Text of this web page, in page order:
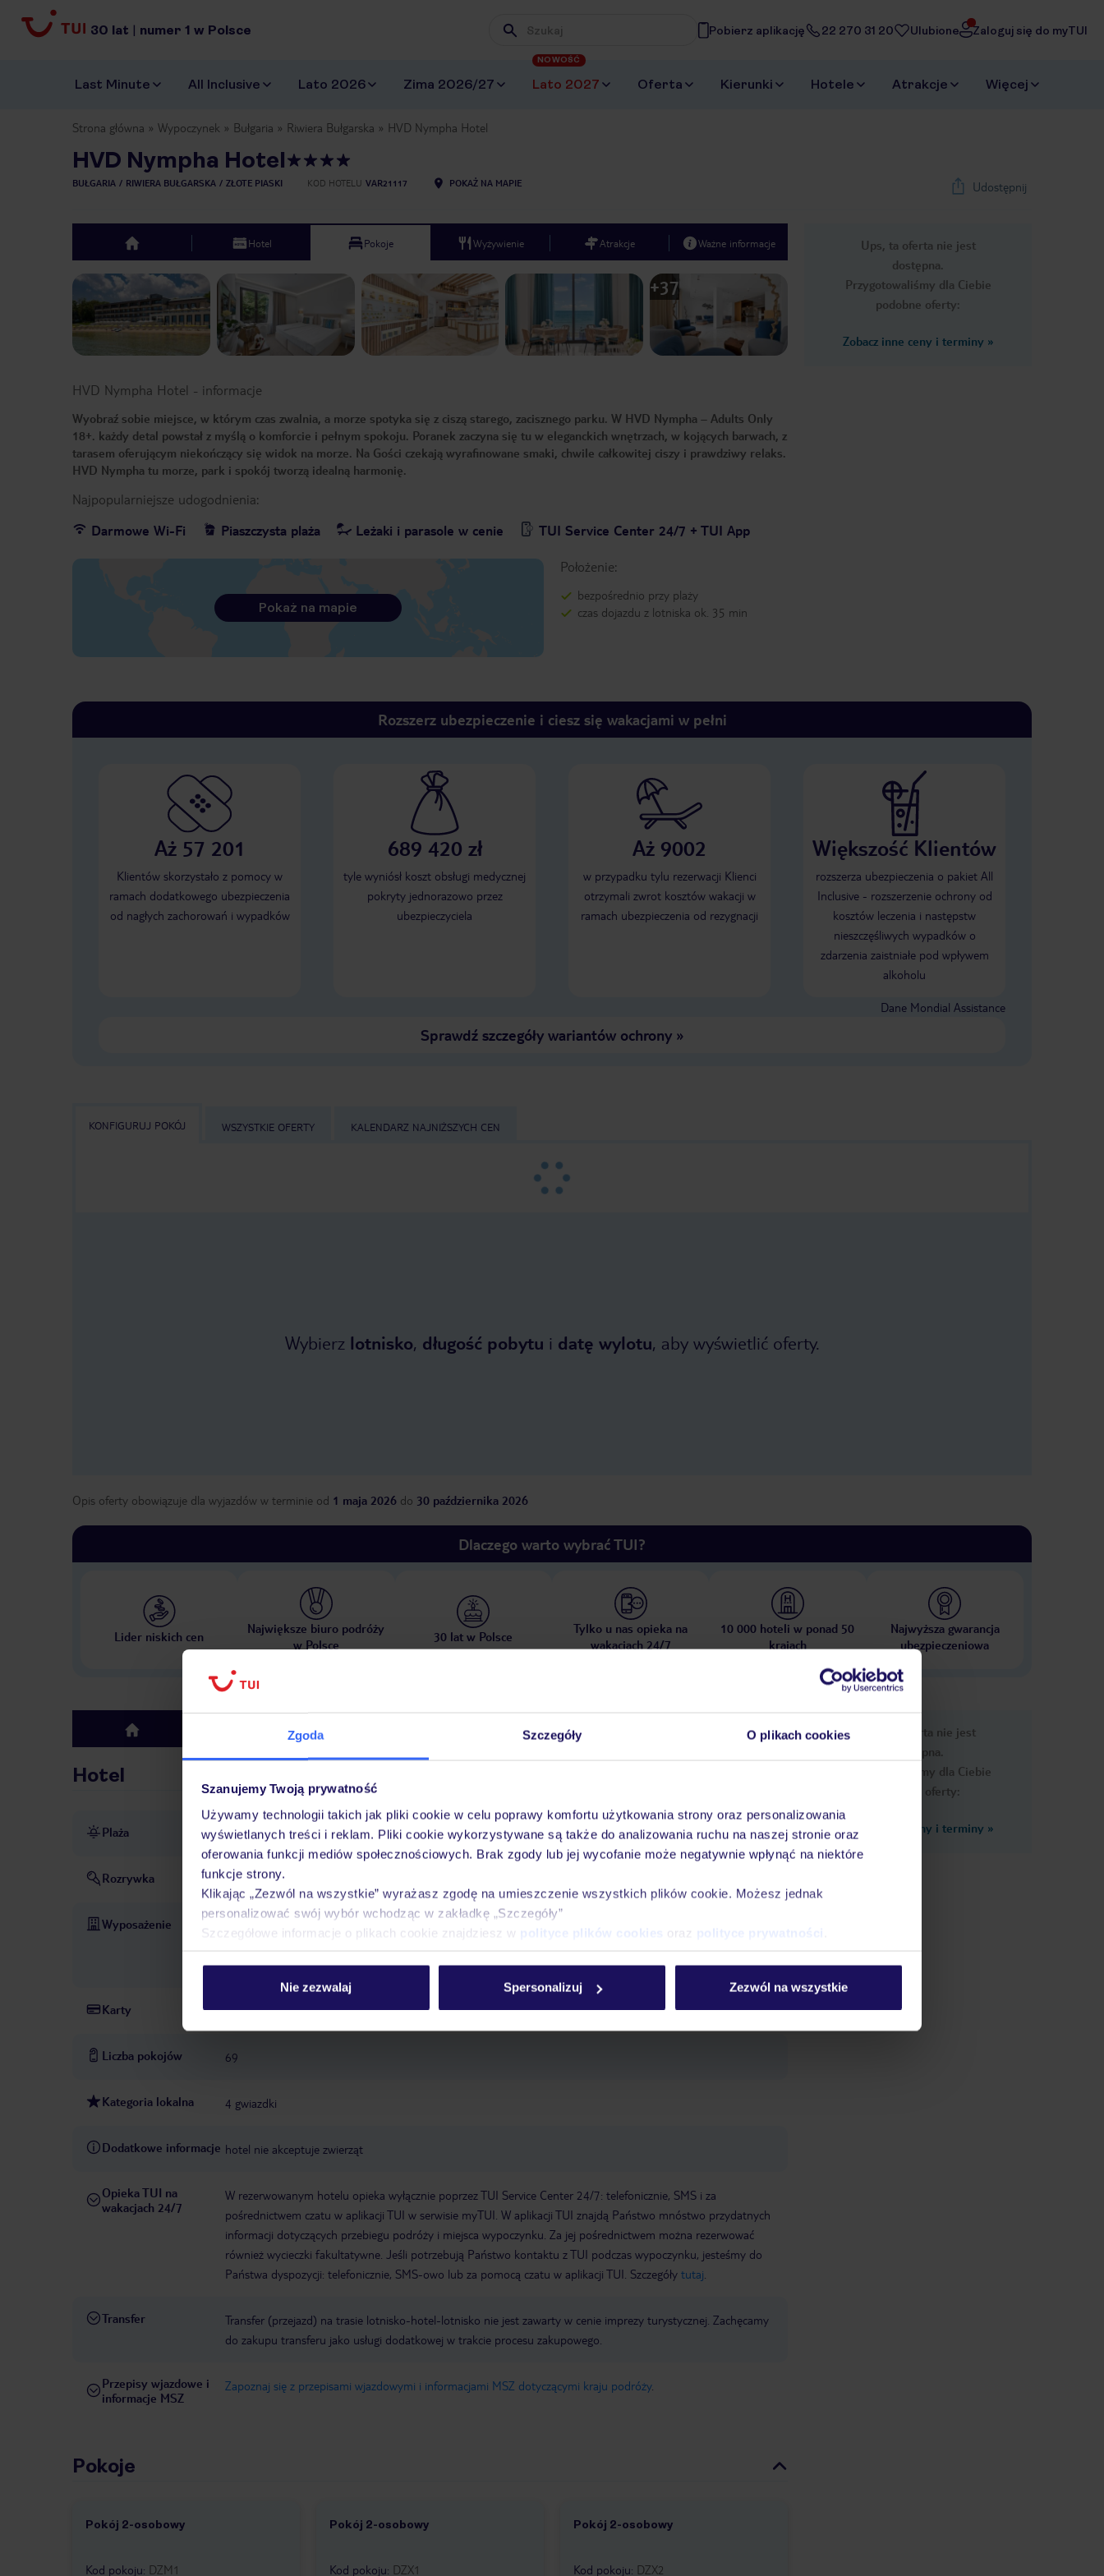
Zgoda Szczegóły O plikach cookies
Szanujemy Twoją prywatność
Używamy technologii takich jak pliki cookie w celu poprawy komfortu użytkowania strony oraz personalizowania
wyświetlanych treści i reklam. Pliki cookie wykorzystywane są także do analizowania ruchu na naszej stronie oraz
oferowania funkcji mediów społecznościowych. Brak zgody lub jej wycofanie może negatywnie wpłynąć na niektóre
funkcje strony.
Klikając „Zezwól na wszystkie” wyrażasz zgodę na umieszczenie wszystkich plików cookie. Możesz jednak
personalizować swój wybór wchodząc w zakładkę „Szczegóły”
Szczegółowe informacje o plikach cookie znajdziesz w polityce plików cookies oraz polityce prywatności
Nie zezwalaj Spersonalizuj Zezwól na wszystkie
30 lat | numer 1 w Polsce Wpisz frazę, której szukasz
Pobierz aplikację 22 270 31 20 Ulubione Zaloguj się do myTUI
Last Minute All Inclusive Lato 2026 Zima 2026/27 Lato 2027
NOWOŚĆ
Oferta Kierunki Hotele Atrakcje Więcej
Strona główna Wypoczynek Bułgaria Riwiera Bułgarska HVD Nympha Hotel
HVD Nympha Hotel
BUŁGARIA RIWIERA BUŁGARSKA ZŁOTE PIASKI KOD HOTELU VAR21117 POKAŻ NA MAPIE Udostępnij
Ups, ta oferta nie jest
dostępna.
Przygotowaliśmy dla Ciebie
podobne oferty:
Zobacz inne ceny i terminy »
top Hotel Pokoje Wyżywienie Atrakcje Ważne informacje
Previous slide Next slide
1 /43
+37
HVD Nympha Hotel - informacje
Wyobraź sobie miejsce, w którym czas zwalnia, a morze spotyka się z ciszą starego, zacisznego parku. W HVD Nympha – Adults Only
18+. każdy detal powstał z myślą o komforcie i pełnym spokoju. Poranek zaczyna się tu w eleganckich wnętrzach, w kojących barwach, z
tarasem oferującym niekończący się widok na morze. Na Gości czekają wyrafinowane smaki, chwile całkowitej ciszy i prawdziwy relaks.
HVD Nympha tu morze, park i spokój tworzą idealną harmonię.
Najpopularniejsze udogodnienia:
Darmowe Wi-Fi
Piaszczysta plaża Leżaki i parasole w cenie TUI Service Center 24/7 + TUI App
Położenie:
bezpośrednio przy plaży
czas dojazdu z lotniska ok. 35 min
Pokaż na mapie
Rozszerz ubezpieczenie i ciesz się wakacjami w pełni
Aż 57 201
Klientów skorzystało z pomocy w
ramach dodatkowego ubezpieczenia
od nagłych zachorowań i wypadków
689 420 zł
tyle wyniósł koszt obsługi medycznej
pokryty jednorazowo przez
ubezpieczyciela
Aż 9002
w przypadku tylu rezerwacji Klienci
otrzymali zwrot kosztów wakacji w
ramach ubezpieczenia od rezygnacji
Większość Klientów
rozszerza ubezpieczenia o pakiet All
Inclusive - rozszerzenie ochrony od
kosztów leczenia i następstw
nieszczęśliwych wypadków o
zdarzenia zaistniałe pod wpływem
alkoholu
Dane Mondial Assistance
Sprawdź szczegóły wariantów ochrony»
KONFIGURUJ POKÓJ WSZYSTKIE OFERTY KALENDARZ NAJNIŻSZYCH CEN
Wybierz lotnisko, długość pobytu i datę wylotu, aby wyświetlić oferty.
Opis oferty obowiązuje dla wyjazdów w terminie od 1 maja 2026 do 30 października 2026
Dlaczego warto wybrać TUI?
Lider niskich cen
Największe biuro podróży
w Polsce
30 lat w Polsce
Tylko u nas opieka na
wakacjach 24/7
10 000 hoteli w ponad 50
krajach
Najwyższa gwarancja
ubezpieczeniowa
top Wyżywienie Ważne informacje
Hotel
Plaża prywatna piaszczysta leżaki w cenie parasole w cenie ręczniki w cenie
Rozrywka międzynarodowy program animacyjny
Wyposażenie Strefa tylko dla dorosłych: od 18 lat Hotel dla niepalących
recepcja: codziennie 24 godziny, języki:
bezpłatnie
zwierzęta domowe nie są akceptowane Parking sala konferencyjna
Karty VISA MasterCard
Liczba pokojów 69
Kategoria lokalna 4 gwiazdki
Dodatkowe informacje hotel nie akceptuje zwierząt
Opieka TUI na
wakacjach 24/7
W rezerwowanym hotelu opieka wyłącznie poprzez TUI Service Center 24/7: telefonicznie, SMS i za
pośrednictwem czatu w aplikacji TUI w serwisie myTUI. W aplikacji TUI znajdą Państwo mnóstwo przydatnych
informacji dotyczących przebiegu podróży i miejsca wypoczynku. Za jej pośrednictwem można rezerwować
również wycieczki fakultatywne. Jeśli potrzebują Państwo kontaktu z TUI podczas wypoczynku, jesteśmy do
Państwa dyspozycji: telefonicznie, SMS-owo lub za pomocą czatu w aplikacji TUI. Szczegóły tutaj
Transfer
Transfer (przejazd) na trasie lotnisko-hotel-lotnisko nie jest zawarty w cenie imprezy turystycznej. Zachęcamy
do zakupu transferu jako usługi dodatkowej w trakcie procesu zakupowego.
Przepisy wjazdowe i
informacje MSZ
Zapoznaj się z przepisami wjazdowymi i informacjami MSZ dotyczącymi kraju podróży.
Pokoje
Pokój 2-osobowy
1 / 1
Kod pokoju: DZM1
Pokój 2-osobowy
1 / 3
Kod pokoju: DZX1
Pokój 2-osobowy
1 / 1
Kod pokoju: DZX2
Ups, ta oferta nie jest
dostępna.
Przygotowaliśmy dla Ciebie
podobne oferty:
Zobacz inne ceny i terminy »